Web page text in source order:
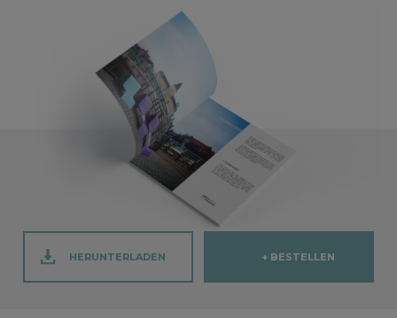
HERUNTERLADEN + BESTELLEN